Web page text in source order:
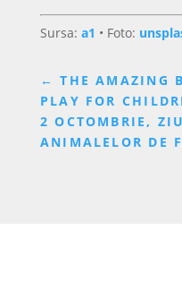
Sursa: a1 • Foto:
←THE AMAZING
PLAY FOR
2 OCTOMBRIE,
ANIMALELOR DE